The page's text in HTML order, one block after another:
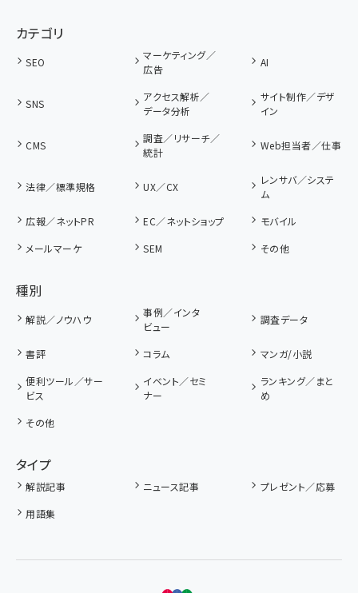
カテゴリ
SEO
マーケティング／
広告
AI
SNS
アクセス解析／
データ分析
サイト制作／デザ
イン
CMS
調査／リサーチ／
統計
Web担当者／仕事
法律／標準規格 UX／CX
レンサバ／システ
ム
広報／ネットPR
EC／ネットショップ
モバイル
メールマーケ
SEM その他
種別
解説／ノウハウ
事例／インタ
ビュー
調査データ
書評 コラム
マンガ/小説
便利ツール／サー
ビス
イベント／セミ
ナー
ランキング／まと
め
その他
タイプ
解説記事 ニュース記事
プレゼント／応募
用語集